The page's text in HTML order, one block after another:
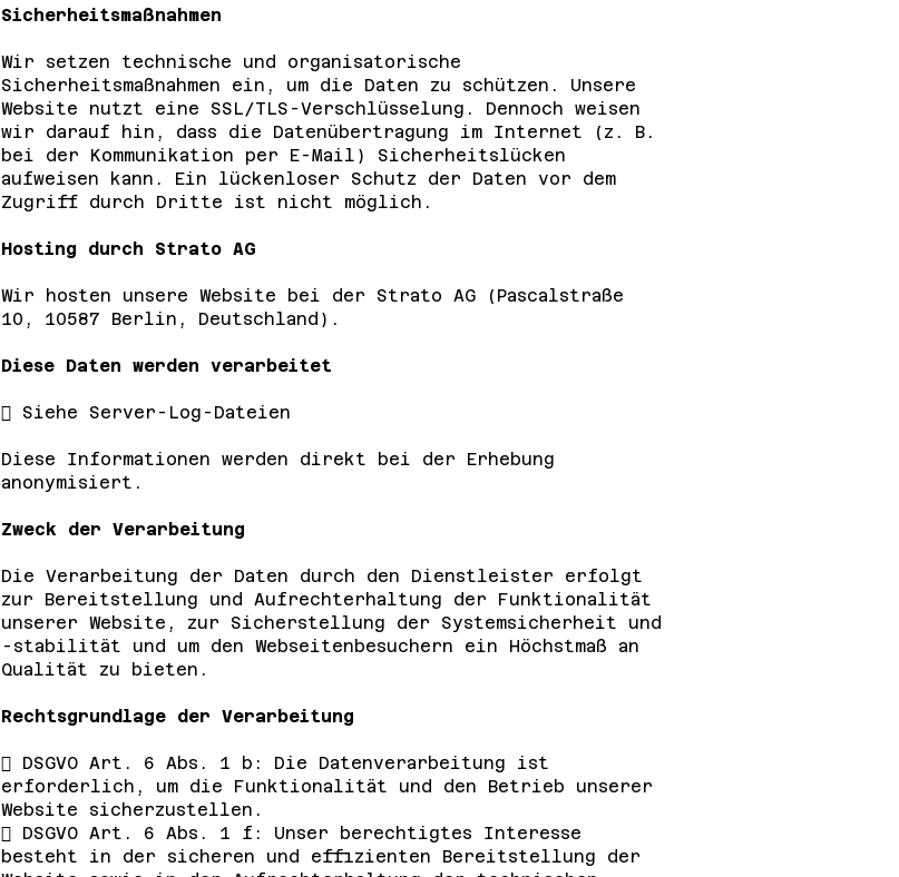
Sicherheitsmaßnahmen
Wir setzen technische und organisatorische
Sicherheitsmaßnahmen ein, um die Daten zu schützen. Unsere
Website nutzt eine SSL/TLS-Verschlüsselung. Dennoch weisen
wir darauf hin, dass die Datenübertragung im Internet (z. B.
bei der Kommunikation per E-Mail) Sicherheitslücken
aufweisen kann. Ein lückenloser Schutz der Daten vor dem
Zugriff durch Dritte ist nicht möglich.
Hosting durch Strato AG
Wir hosten unsere Website bei der Strato AG (Pascalstraße
10, 10587 Berlin, Deutschland).
Diese Daten werden verarbeitet
 Siehe Server-Log-Dateien
Diese Informationen werden direkt bei der Erhebung
anonymisiert.
Zweck der Verarbeitung
Die Verarbeitung der Daten durch den Dienstleister erfolgt
zur Bereitstellung und Aufrechterhaltung der Funktionalität
unserer Website, zur Sicherstellung der Systemsicherheit und
-stabilität und um den Webseitenbesuchern ein Höchstmaß an
Qualität zu bieten.
Rechtsgrundlage der Verarbeitung
 DSGVO Art. 6 Abs. 1 b: Die Datenverarbeitung ist
erforderlich, um die Funktionalität und den Betrieb unserer
Website sicherzustellen.
 DSGVO Art. 6 Abs. 1 f: Unser berechtigtes Interesse
besteht in der sicheren und effizienten Bereitstellung der